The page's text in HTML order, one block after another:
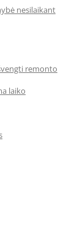
nesilaikant
remonto
laiko